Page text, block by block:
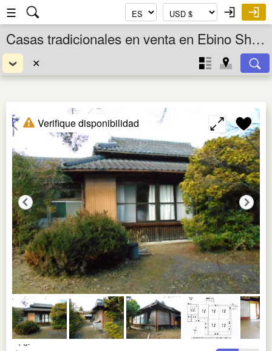
☰
Casas tradicionales en venta en Ebino Shi, Miyazaki Ken, Kyushu, Japón
✕
Verifique disponibilidad